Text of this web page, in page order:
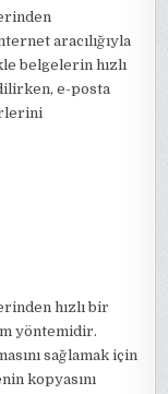
aracılığıyla
belgelerin hızlı
e-posta
hızlı bir
yöntemidir.
sağlamak için
kopyasını